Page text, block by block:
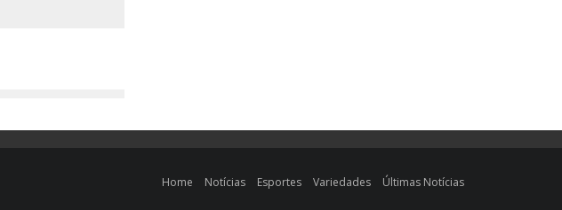
Home Notícias Esportes Variedades Últimas Notícias